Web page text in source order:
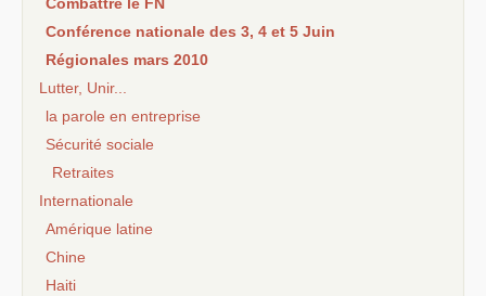
Combattre le FN
Conférence nationale des 3, 4 et 5 Juin
Régionales mars 2010
Lutter, Unir...
la parole en entreprise
Sécurité sociale
Retraites
Internationale
Amérique latine
Chine
Haiti